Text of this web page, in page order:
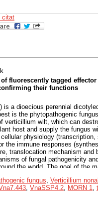
citat
fluorescently tagged
their functions
is a dioecious perennial
is the phytopathogenic
verticillium wilt, which can
host and supply the fungus
physiology (transcription,
the immune responses
translocation mechanism and
of fungal pathogenicity
the world. The goal of the
In-Fusion cloning, we
and the reporter DsRed2,
fungus Verticillium
VnaSSP4.2 MORN 1